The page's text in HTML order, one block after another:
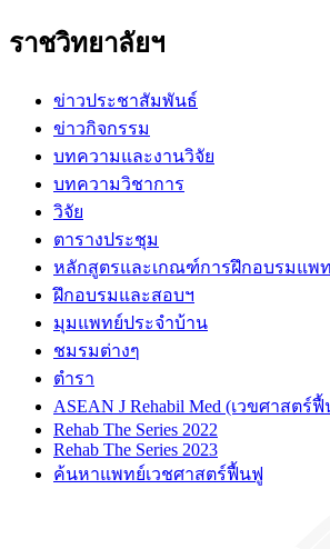
ราชวิทยาลัยฯ
ข่าวประชาสัมพันธ์
ข่าวกิจกรรม
บทความและงานวิจัย
บทความวิชาการ
วิจัย
ตารางประชุม
หลักสูตรและเกณฑ์การฝึกอบรมแพ
ฝึกอบรมและสอบฯ
มุมแพทย์ประจำบ้าน
ชมรมต่างๆ
ตำรา
ASEAN J Rehabil Med (เวขศาสตร์
Rehab The Series 2022
Rehab The Series 2023
ค้นหาแพทย์เวชศาสตร์ฟื้นฟู